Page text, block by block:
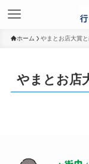
ホーム やまとお店大賞と
やまとお店